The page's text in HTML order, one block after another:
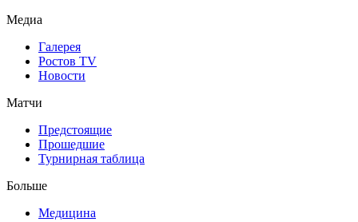
Медиа
Галерея
Ростов TV
Новости
Матчи
Предстоящие
Прошедшие
Турнирная таблица
Больше
Медицина